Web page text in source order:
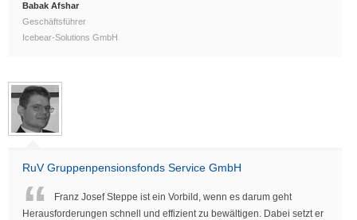
Babak Afshar
Geschäftsführer
Icebear-Solutions GmbH
RuV Gruppenpensionsfonds Service GmbH
Franz Josef Steppe ist ein Vorbild, wenn es darum geht
Herausforderungen schnell und effizient zu bewältigen. Dabei setzt er